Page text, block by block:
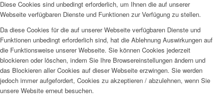
Diese Cookies sind unbedingt erforderlich, um Ihnen die auf unserer
Webseite verfügbaren Dienste und Funktionen zur Verfügung zu stellen.
Da diese Cookies für die auf unserer Webseite verfügbaren Dienste und
Funktionen unbedingt erforderlich sind, hat die Ablehnung Auswirkungen auf
die Funktionsweise unserer Webseite. Sie können Cookies jederzeit
blockieren oder löschen, indem Sie Ihre Browsereinstellungen ändern und
das Blockieren aller Cookies auf dieser Webseite erzwingen. Sie werden
jedoch immer aufgefordert, Cookies zu akzeptieren / abzulehnen, wenn Sie
unsere Website erneut besuchen.